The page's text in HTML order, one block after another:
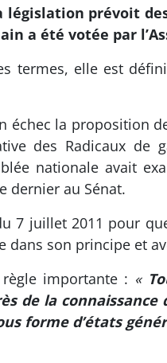
législation prévoit
a été votée par
termes, elle est
échec la proposition
des Radicaux
nationale avait
dernier au Sénat.
7 juillet 2011 pour
dans son principe et
importante : «
de la
forme d’états